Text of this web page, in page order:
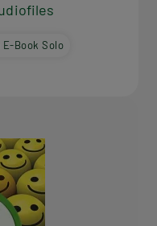
E-Book Solo